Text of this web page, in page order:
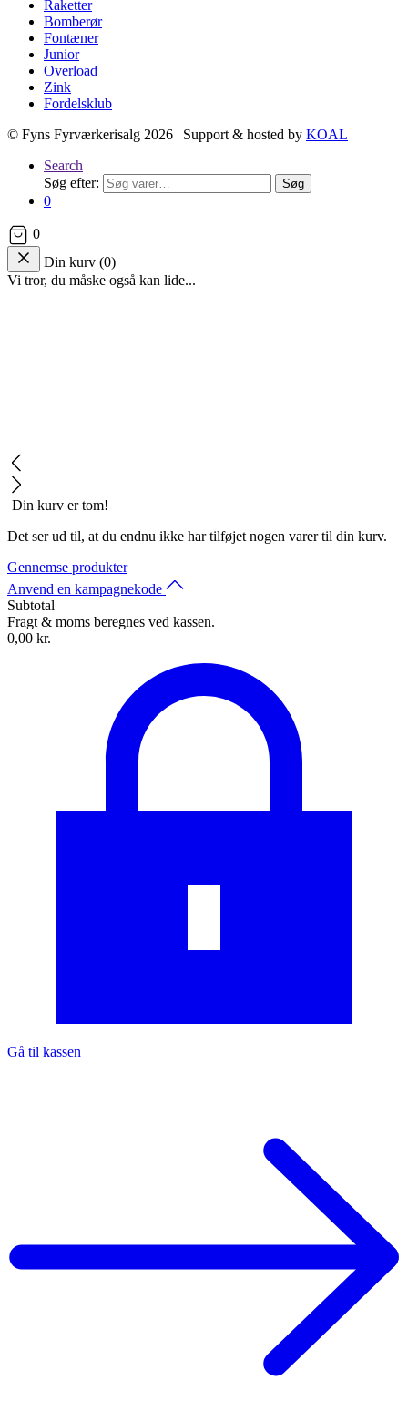
Raketter
Bomberør
Fontæner
Junior
Overload
Zink
Fordelsklub
© Fyns Fyrværkerisalg 2026 | Support & hosted by KOAL
Search
Søg efter:
Søg
0
0
Din kurv (0)
Vi tror, du måske også kan lide...
Din kurv er tom!
Det ser ud til, at du endnu ikke har tilføjet nogen varer til din kurv.
Gennemse produkter
Anvend en kampagnekode
Subtotal
Fragt & moms beregnes ved kassen.
0,00 kr.
Gå til kassen